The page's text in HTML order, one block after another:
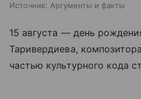
Источник: Аргументы и факты
15 августа — день
Таривердиева,
частью культурного кода